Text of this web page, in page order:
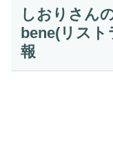
しおりさん
bene(リス
報